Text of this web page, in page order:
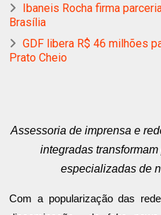
Ibaneis Rocha firma
Brasília
GDF libera R$ 46 milhões
Prato Cheio
Assessoria de imprensa e
integradas
especializadas de
Com a popularização das